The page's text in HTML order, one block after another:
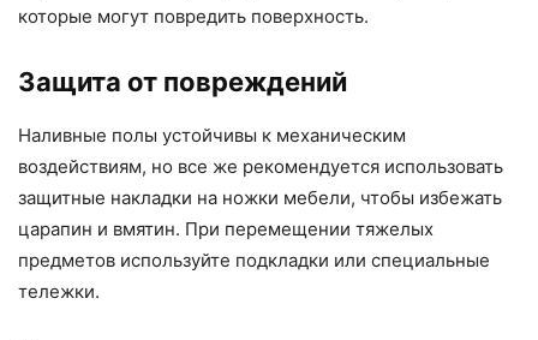
которые могут повредить поверхность.
Защита от повреждений
Наливные полы устойчивы к механическим
воздействиям, но все же рекомендуется использовать
защитные накладки на ножки мебели, чтобы избежать
царапин и вмятин. При перемещении тяжелых
предметов используйте подкладки или специальные
тележки.